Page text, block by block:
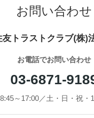
お問い合わせ
友トラストクラブ(株)
お電話でお問い合わせ
03-6871-
～17:00／土・日・祝・